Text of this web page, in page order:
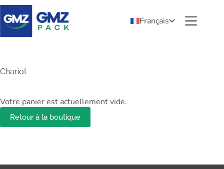
Français
Chariot
Votre panier est actuellement vide.
Retour à la boutique